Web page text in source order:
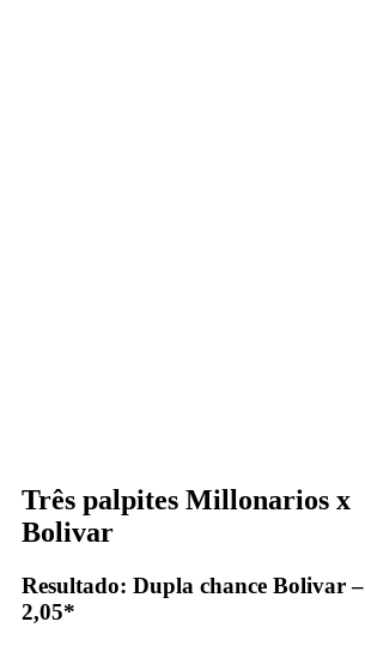
Três palpites Millonarios x
Bolivar
Resultado: Dupla chance Bolivar –
2,05*